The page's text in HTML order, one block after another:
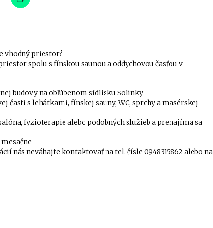
vhodný priestor?
spolu s fínskou saunou a oddychovou časťou v
budovy na obľúbenom sídlisku Solinky
časti s lehátkami, fínskej sauny, WC, sprchy a masérskej
fyzioterapie alebo podobných služieb a prenajíma sa
nás neváhajte kontaktovať na tel. čísle 0948315862 alebo na